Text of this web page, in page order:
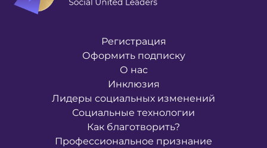
Регистрация
Оформить подписку
О нас
Инклюзия
Лидеры социальных изменений
Социальные технологии
Как благотворить?
Профессиональное признание